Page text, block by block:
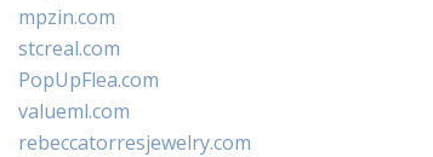
mpzin.com
stcreal.com
PopUpFlea.com
valueml.com
rebeccatorresjewelry.com